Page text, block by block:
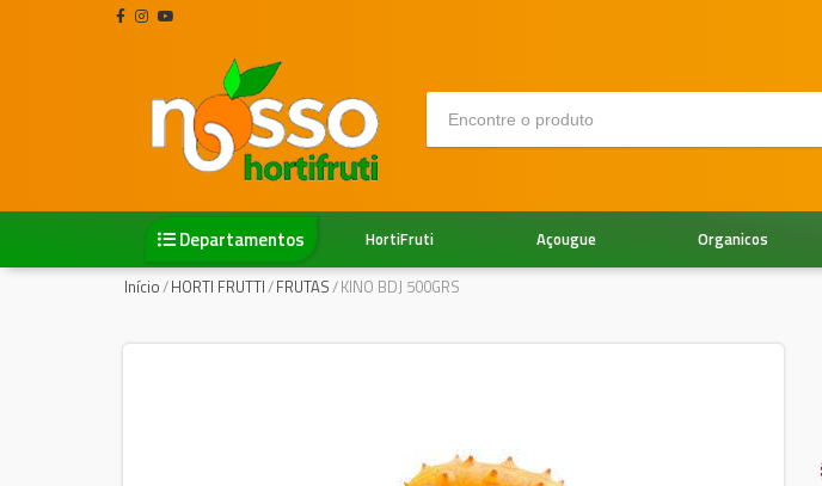
Departamentos Organicos
Açougue
HortiFruti
Início/HORTI FRUTTI/FRUTAS/KINO BDJ 500GRS